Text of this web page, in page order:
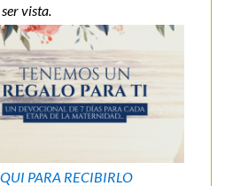
ser vista.
PARA RECIBIRLO